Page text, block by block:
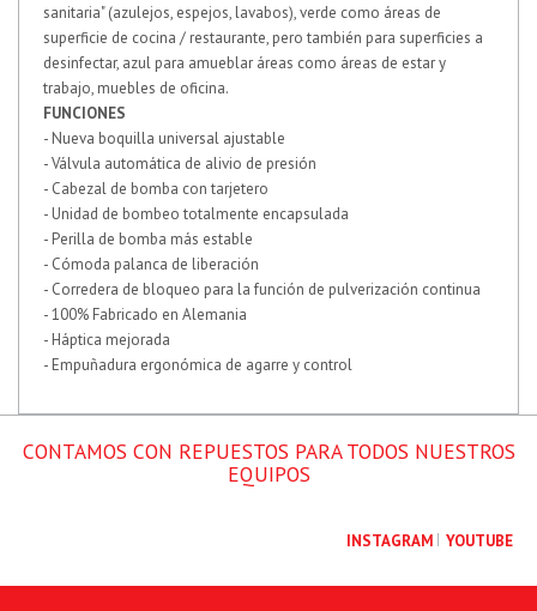
sanitaria" (azulejos, espejos, lavabos), verde como áreas de
superficie de cocina / restaurante, pero también para superficies a
desinfectar, azul para amueblar áreas como áreas de estar y
trabajo, muebles de oficina.
FUNCIONES
- Nueva boquilla universal ajustable
- Válvula automática de alivio de presión
- Cabezal de bomba con tarjetero
- Unidad de bombeo totalmente encapsulada
- Perilla de bomba más estable
- Cómoda palanca de liberación
- Corredera de bloqueo para la función de pulverización continua
- 100% Fabricado en Alemania
- Háptica mejorada
- Empuñadura ergonómica de agarre y control
CONTAMOS CON REPUESTOS PARA TODOS NUESTROS
EQUIPOS
INSTAGRAM YOUTUBE